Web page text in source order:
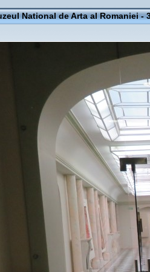
National de Arta al Romaniei -